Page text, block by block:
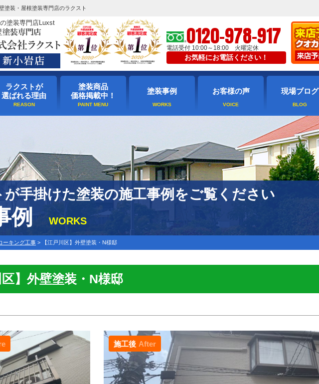
塗装・屋根塗装専門店のラクスト
塗装専門店Luxst 0120-978-917
電話受付 10:00～18:00 火曜定休
お気軽にお電話ください！
ラクストが
選ばれる理由
塗装商品
価格掲載中！
塗装事例 お客様の声 現場ブログ
が手掛けた塗装の施工事例をご覧ください
例 WORKS
ーキング工事 > 【江戸川区】外壁塗装・N様邸
区】外壁塗装・N様邸
施工後 After